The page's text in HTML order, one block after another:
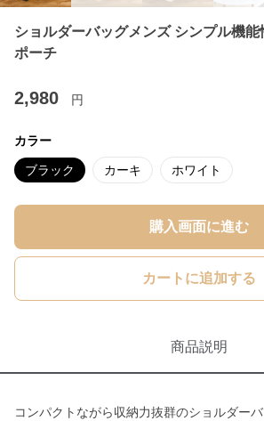
ショルダーバッグメンズ シンプル機
ポーチ
2,980 円
カラー
ブラック カーキ ホワイト
購入画面に進む
カートに追加する
商品説明
コンパクトながら収納力抜群のショルダー